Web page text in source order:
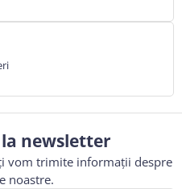
newsletter
vom trimite informații despre
noastre.